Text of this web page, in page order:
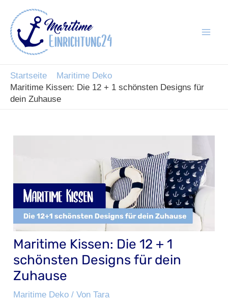
Inhalt
springen
Startseite
Maritime Deko
Maritime Kissen: Die 12 + 1 schönsten Designs für
dein Zuhause
Maritime Kissen: Die 12 + 1
schönsten Designs für dein
Zuhause
Maritime Deko / VonTara